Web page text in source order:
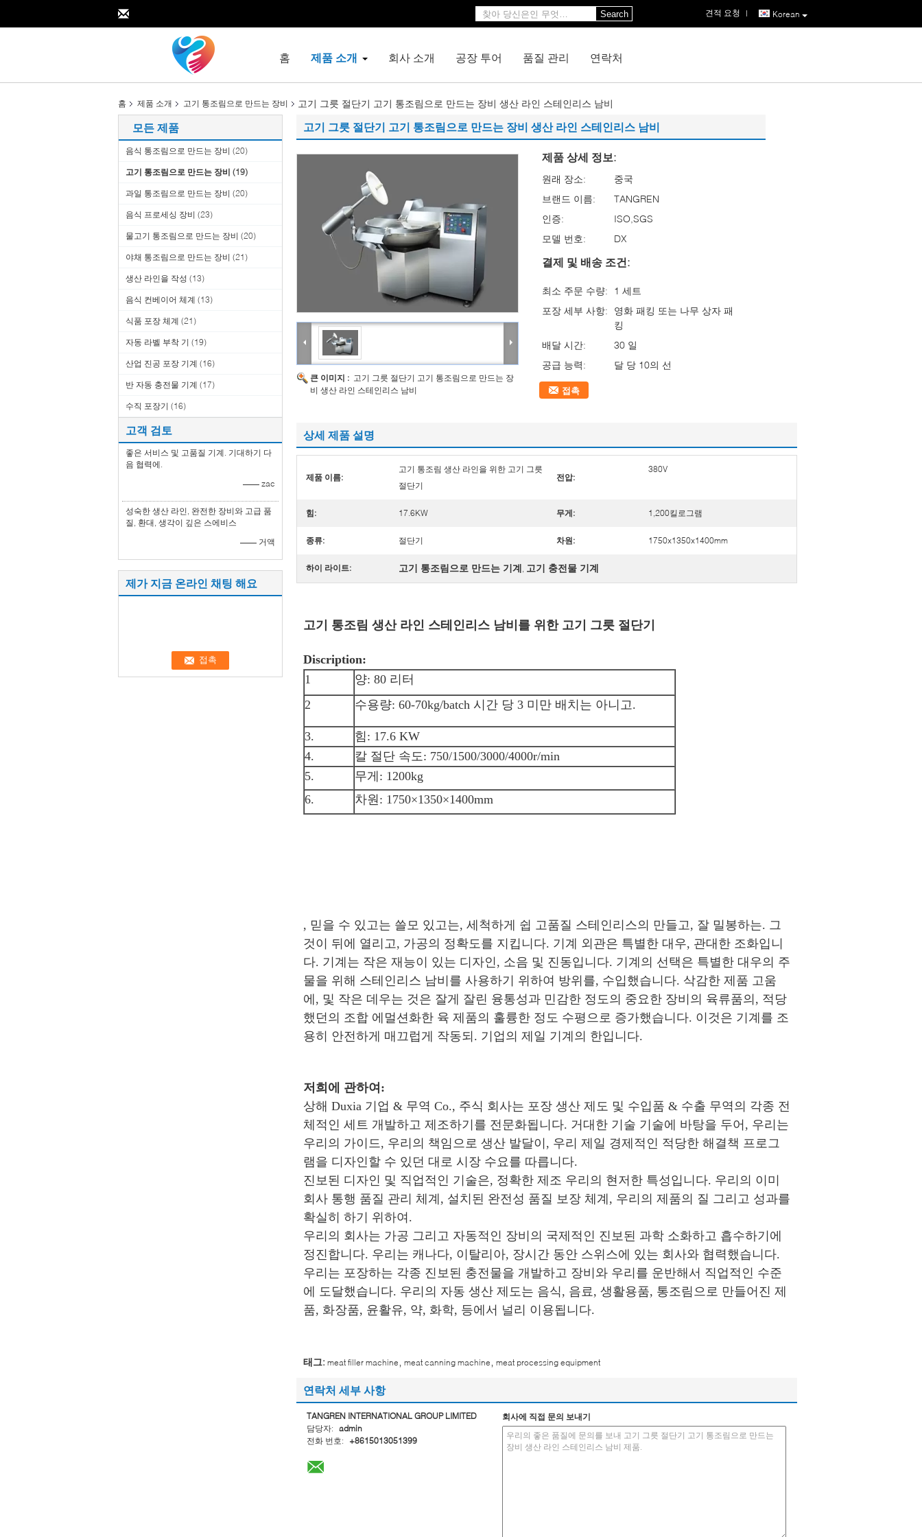
Korean
견적 요청 |
Search
홈 제품 소개 회사 소개 공장 투어 품질 관리 연락처
홈 제품 소개 고기 통조림으로 만드는 장비 고기 그릇 절단기 고기 통조림으로 만드는 장비 생산 라인 스테인리스 남비
모든 제품
음식 통조림으로 만드는 장비 (20)
고기 통조림으로 만드는 장비 (19)
과일 통조림으로 만드는 장비 (20)
음식 프로세싱 장비 (23)
물고기 통조림으로 만드는 장비 (20)
야채 통조림으로 만드는 장비 (21)
생산 라인을 작성 (13)
음식 컨베이어 체계 (13)
식품 포장 체계 (21)
자동 라벨 부착 기 (19)
산업 진공 포장 기계 (16)
반 자동 충전물 기계 (17)
수직 포장기 (16)
고객 검토
좋은 서비스 및 고품질 기계. 기대하기 다
음 협력에.
—— zac
성숙한 생산 라인, 완전한 장비와 고급 품
질, 환대, 생각이 깊은 스에비스
—— 거액
제가 지금 온라인 채팅 해요
고기 그릇 절단기 고기 통조림으로 만드는 장비 생산 라인 스테인리스 남비
큰 이미지 : 고기 그릇 절단기 고기 통조림으로 만드는 장
비 생산 라인 스테인리스 남비
제품 상세 정보:
원래 장소:
중국
브랜드 이름:
TANGREN
인증:
ISO,SGS
모델 번호:
DX
결제 및 배송 조건:
최소 주문 수량:
1 세트
포장 세부 사항:
영화 패킹 또는 나무 상자 패
킹
배달 시간:
30 일
공급 능력:
달 당 10의 선
접촉
상세 제품 설명
제품 이름:
고기 통조림 생산 라인을 위한 고기 그릇
절단기
전압:
380V
힘: 17.6KW 무게: 1,200킬로그​​램
종류: 절단기 차원: 1750x1350x1400mm
하이 라이트: 고기 통조림으로 만드는 기계, 고기 충전물 기계
고기 통조림 생산 라인 스테인리스 남비를 위한 고기 그릇 절단기
Discription:
1
양: 80 리터
2
수용량: 60-70kg/batch 시간 당 3 미만 배치는 아니고.
3.
힘: 17.6 KW
4.
칼 절단 속도: 750/1500/3000/4000r/min
5.
무게: 1200kg
6.
차원: 1750×1350×1400mm
, 믿을 수 있고는 쓸모 있고는, 세척하게 쉽 고품질 스테인리스의 만들고, 잘 밀봉하는. 그
것이 뒤에 열리고, 가공의 정확도를 지킵니다. 기계 외관은 특별한 대우, 관대한 조화입니
다. 기계는 작은 재능이 있는 디자인, 소음 및 진동입니다. 기계의 선택은 특별한 대우의 주
물을 위해 스테인리스 남비를 사용하기 위하여 방위를, 수입했습니다. 삭감한 제품 고움
에, 및 작은 데우는 것은 잘게 잘린 융통성과 민감한 정도의 중요한 장비의 육류품의, 적당
했던의 조합 에멀션화한 육 제품의 훌륭한 정도 수평으로 증가했습니다. 이것은 기계를 조
용히 안전하게 매끄럽게 작동되. 기업의 제일 기계의 한입니다.
저희에 관하여:
상해 Duxia 기업 & 무역 Co., 주식 회사는 포장 생산 제도 및 수입품 & 수출 무역의 각종 전
체적인 세트 개발하고 제조하기를 전문화됩니다. 거대한 기술 기술에 바탕을 두어, 우리는
우리의 가이드, 우리의 책임으로 생산 발달이, 우리 제일 경제적인 적당한 해결책 프로그
램을 디자인할 수 있던 대로 시장 수요를 따릅니다.
진보된 디자인 및 직업적인 기술은, 정확한 제조 우리의 현저한 특성입니다. 우리의 이미
회사 통행 품질 관리 체계, 설치된 완전성 품질 보장 체계, 우리의 제품의 질 그리고 성과를
확실히 하기 위하여.
우리의 회사는 가공 그리고 자동적인 장비의 국제적인 진보된 과학 소화하고 흡수하기에
정진합니다. 우리는 캐나다, 이탈리아, 장시간 동안 스위스에 있는 회사와 협력했습니다.
우리는 포장하는 각종 진보된 충전물을 개발하고 장비와 우리를 운반해서 직업적인 수준
에 도달했습니다. 우리의 자동 생산 제도는 음식, 음료, 생활용품, 통조림으로 만들어진 제
품, 화장품, 윤활유, 약, 화학, 등에서 널리 이용됩니다.
태그: meat filler machine meat canning machine meat processing equipment
연락처 세부 사항
TANGREN INTERNATIONAL GROUP LIMITED
담당자: admin
전화 번호:
+8615013051399
회사에 직접 문의 보내기